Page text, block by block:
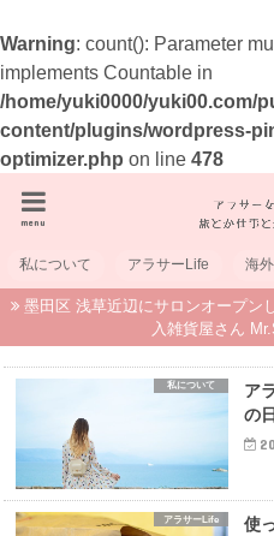
Warning: count(): Parameter
implements Countable in
/home/yuki0000/yuki00.com/
content/plugins/wordpress-
optimizer.php on line 478
menu
私について アラサーLife 海
墨田区 浅草近辺にサロンオープン
入雑貨屋さん
私について
ア
の
アラサーLife
使